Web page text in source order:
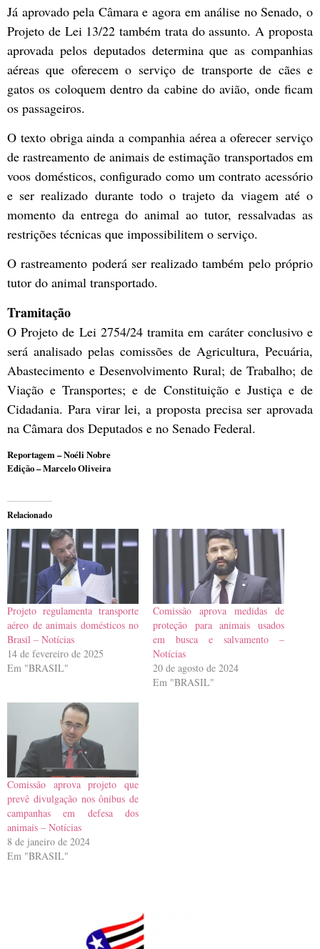
Já aprovado pela Câmara e agora em análise no Senado, o
Projeto de Lei 13/22 também trata do assunto. A proposta
aprovada pelos deputados determina que as companhias
aéreas que oferecem o serviço de transporte de cães e
gatos os coloquem dentro da cabine do avião, onde ficam
os passageiros.
O texto obriga ainda a companhia aérea a oferecer serviço
de rastreamento de animais de estimação transportados em
voos domésticos, configurado como um contrato acessório
e ser realizado durante todo o trajeto da viagem até o
momento da entrega do animal ao tutor, ressalvadas as
restrições técnicas que impossibilitem o serviço.
O rastreamento poderá ser realizado também pelo próprio
tutor do animal transportado.
Tramitação
O Projeto de Lei 2754/24 tramita em caráter conclusivoe
será analisado pelas comissões de Agricultura, Pecuária,
Abastecimento e Desenvolvimento Rural; de Trabalho; de
Viação e Transportes; e de Constituição e Justiça e de
Cidadania. Para virar lei, a proposta precisa ser aprovada
na Câmara dos Deputados e no Senado Federal.
Reportagem – Noéli Nobre
Edição – Marcelo Oliveira
Relacionado
Projeto regulamenta transporte
aéreo de animais domésticos no
Brasil – Notícias
14 de fevereiro de 2025
Em "BRASIL"
Comissão aprova medidas de
proteção para animais usados
em busca e salvamento –
Notícias
20 de agosto de 2024
Em "BRASIL"
Comissão aprova projeto que
prevê divulgação nos ônibus de
campanhas em defesa dos
animais – Notícias
8 de janeiro de 2024
Em "BRASIL"